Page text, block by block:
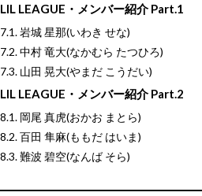
LIL LEAGUE・メンバー紹介 Part.1
岩城 星那(いわき せな)
中村 竜大(なかむら たつひろ)
山田 晃大(やまだ こうだい)
LIL LEAGUE・メンバー紹介 Part.2
岡尾 真虎(おかお まとら)
百田 隼麻(ももだ はいま)
難波 碧空(なんば そら)